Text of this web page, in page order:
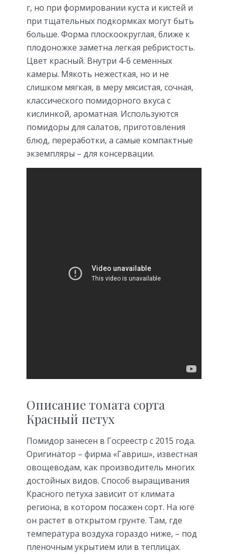
г, но при формировании куста и кистей и
при тщательных подкормках могут быть
больше. Форма плоскоокруглая, ближе к
плодоножке заметна легкая ребристость.
Цвет красный. Внутри 4-6 семенных
камеры. Мякоть нежесткая, но и не
слишком мягкая, в меру мясистая, сочная,
классического помидорного вкуса с
кислинкой, ароматная. Используются
помидоры для салатов, приготовления
блюд, переработки, а самые компактные
экземпляры – для консервации.
Описание томата сорта
Красный петух
Помидор занесен в Госреестр с 2015 года.
Оригинатор – фирма «Гавриш», известная
овощеводам, как производитель многих
достойных видов. Способ выращивания
Красного петуха зависит от климата
региона, в котором посажен сорт. На юге
он растет в открытом грунте. Там, где
температура воздуха гораздо ниже, – под
пленочным укрытием или в теплицах.